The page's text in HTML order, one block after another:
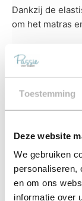
Toestemming
Deze website
We gebruiken
personaliseren,
en om ons
informatie over
Dankzij de
om het matras
Kayori
Ben je op zoek
kwalitatief
materialen en
Bestel het
Passie voor
over welk